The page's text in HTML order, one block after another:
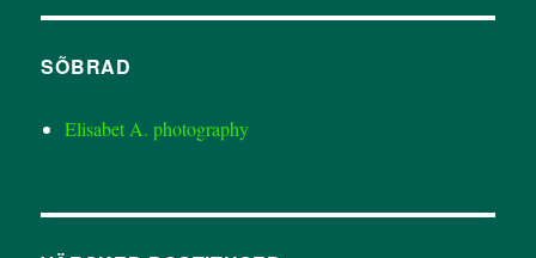
SÕBRAD
Elisabet A. photography